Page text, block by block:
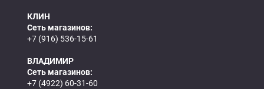
КЛИН
Сеть магазинов:
+7 (916) 536-15-61
ВЛАДИМИР
Сеть магазинов:
+7 (4922) 60-31-60